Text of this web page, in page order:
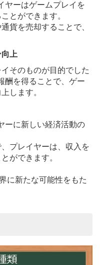
ヤーはゲームプレイを
とができます。
貨を売却することで、
上
そのものが目的でした
酬を得ることで、ゲー
します。
ーに新しい経済活動の
プレイヤーは、収入を
ができます。
に新たな可能性をもた